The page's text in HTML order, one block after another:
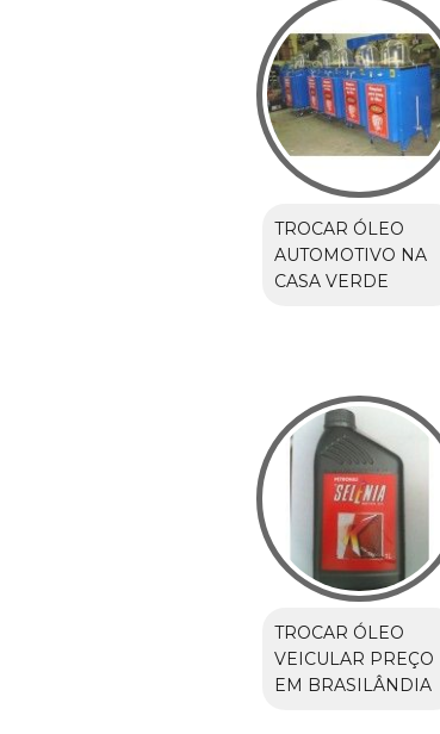
TROCAR ÓLEO
AUTOMOTIVO NA
CASA VERDE
TROCAR ÓLEO
VEICULAR PREÇO
EM BRASILÂNDIA